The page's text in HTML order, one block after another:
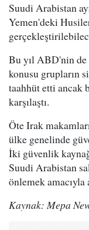
Suudi Arabistan
Yemen'deki
Bu yıl ABD'nin
konusu grupların
taahhüt etti ancak
karşılaştı.
Öte Irak
ülke genelinde
İki güvenlik
Suudi Arabistan
önlemek amacıyla
Kaynak: Mepa